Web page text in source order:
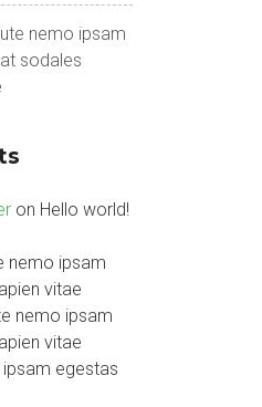
nemo ipsam
sodales
on Hello world!
nemo ipsam
vitae
nemo ipsam
vitae
egestas